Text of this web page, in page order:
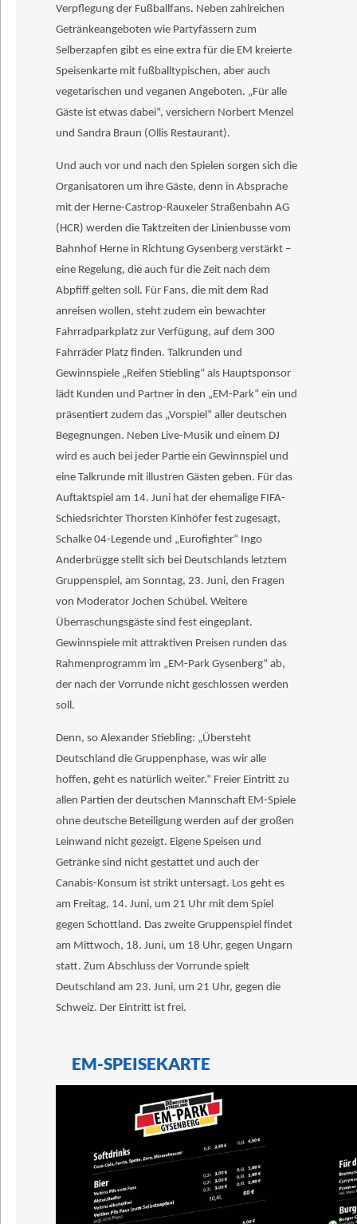
Verpflegung der Fußballfans. Neben zahlreichen
Getränkeangeboten wie Partyfässern zum
Selberzapfen gibt es eine extra für die EM kreierte
Speisenkarte mit fußballtypischen, aber auch
vegetarischen und veganen Angeboten. „Für alle
Gäste ist etwas dabei“, versichern Norbert Menzel
und Sandra Braun (Ollis Restaurant).
Und auch vor und nach den Spielen sorgen sich die
Organisatoren um ihre Gäste, denn in Absprache
mit der Herne-Castrop-Rauxeler Straßenbahn AG
(HCR) werden die Taktzeiten der Linienbusse vom
Bahnhof Herne in Richtung Gysenberg verstärkt –
eine Regelung, die auch für die Zeit nach dem
Abpfiff gelten soll. Für Fans, die mit dem Rad
anreisen wollen, steht zudem ein bewachter
Fahrradparkplatz zur Verfügung, auf dem 300
Fahrräder Platz finden. Talkrunden und
Gewinnspiele „Reifen Stiebling“ als Hauptsponsor
lädt Kunden und Partner in den „EM-Park“ ein und
präsentiert zudem das „Vorspiel“ aller deutschen
Begegnungen. Neben Live-Musik und einem DJ
wird es auch bei jeder Partie ein Gewinnspiel und
eine Talkrunde mit illustren Gästen geben. Für das
Auftaktspiel am 14. Juni hat der ehemalige FIFA-
Schiedsrichter Thorsten Kinhöfer fest zugesagt,
Schalke 04-Legende und „Eurofighter“ Ingo
Anderbrügge stellt sich bei Deutschlands letztem
Gruppenspiel, am Sonntag, 23. Juni, den Fragen
von Moderator Jochen Schübel. Weitere
Überraschungsgäste sind fest eingeplant.
Gewinnspiele mit attraktiven Preisen runden das
Rahmenprogramm im „EM-Park Gysenberg“ ab,
der nach der Vorrunde nicht geschlossen werden
soll.
Denn, so Alexander Stiebling: „Übersteht
Deutschland die Gruppenphase, was wir alle
hoffen, geht es natürlich weiter.“ Freier Eintritt zu
allen Partien der deutschen Mannschaft EM-Spiele
ohne deutsche Beteiligung werden auf der großen
Leinwand nicht gezeigt. Eigene Speisen und
Getränke sind nicht gestattet und auch der
Canabis-Konsum ist strikt untersagt. Los geht es
am Freitag, 14. Juni, um 21 Uhr mit dem Spiel
gegen Schottland. Das zweite Gruppenspiel findet
am Mittwoch, 18. Juni, um 18 Uhr, gegen Ungarn
statt. Zum Abschluss der Vorrunde spielt
Deutschland am 23. Juni, um 21 Uhr, gegen die
Schweiz. Der Eintritt ist frei.
EM-SPEISEKARTE